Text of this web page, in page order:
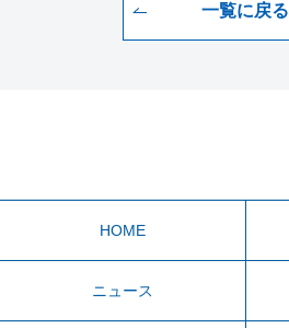
一覧に戻る
HOME
ニュース